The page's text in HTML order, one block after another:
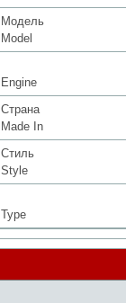
Модель
Model
Engine
Страна
Made In
Стиль
Style
Type